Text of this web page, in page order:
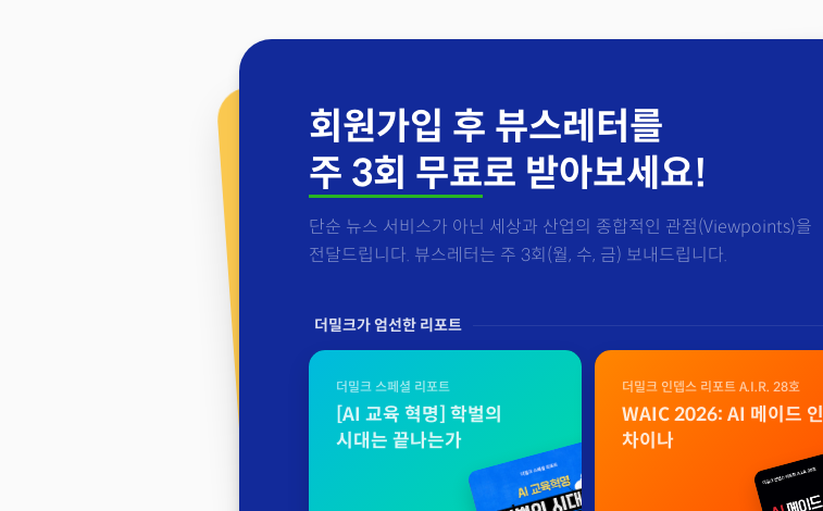
회원가입 후 뷰스레터를
주 3회 무료로 받아보세요!
단순 뉴스 서비스가 아닌 세상과 산업의 종합적인 관점(Viewpoints)을
전달드립니다. 뷰스레터는 주 3회(월, 수, 금) 보내드립니다.
더밀크가 엄선한 리포트
더밀크 스페셜 리포트
[AI 교육 혁명] 학벌의
시대는 끝나는가
더밀크 인뎁스 리포트 A.I.R. 28호
WAIC 2026: AI 메이드 인
차이나